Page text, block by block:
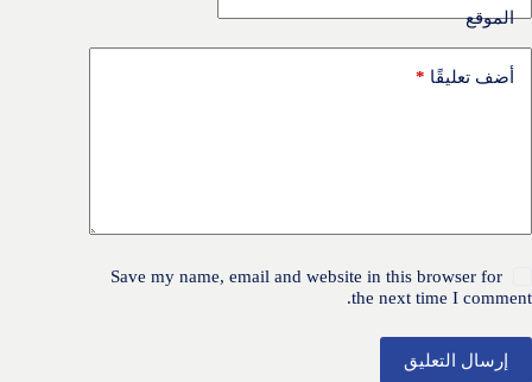
الموقع
أضف تعليقًا *
Save my name, email and website in this browser for
the next time I comment.
إرسال التعليق